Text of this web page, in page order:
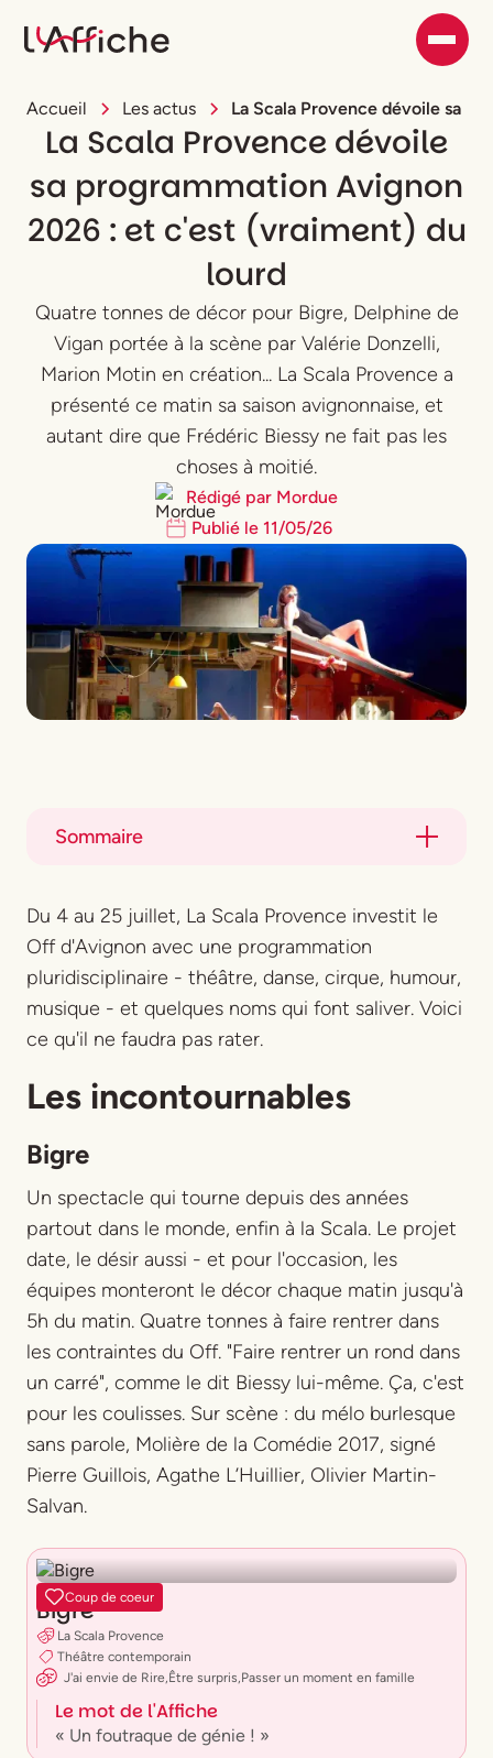
Accueil Les actus La Scala Provence dévoile sa
La Scala Provence dévoile
sa programmation Avignon
2026 : et c'est (vraiment) du
lourd
Quatre tonnes de décor pour Bigre, Delphine de
Vigan portée à la scène par Valérie Donzelli,
Marion Motin en création... La Scala Provence a
présenté ce matin sa saison avignonnaise, et
autant dire que Frédéric Biessy ne fait pas les
choses à moitié.
Rédigé par Mordue
Publié le 11/05/26
Sommaire
Title
Du 4 au 25 juillet, La Scala Provence investit le
Off d'Avignon avec une programmation
pluridisciplinaire - théâtre, danse, cirque, humour,
musique - et quelques noms qui font saliver. Voici
ce qu'il ne faudra pas rater.
Les incontournables
Bigre
Un spectacle qui tourne depuis des années
partout dans le monde, enfin à la Scala. Le projet
date, le désir aussi - et pour l'occasion, les
équipes monteront le décor chaque matin jusqu'à
5h du matin. Quatre tonnes à faire rentrer dans
les contraintes du Off. "Faire rentrer un rond dans
un carré", comme le dit Biessy lui-même. Ça, c'est
pour les coulisses. Sur scène : du mélo burlesque
sans parole, Molière de la Comédie 2017, signé
Pierre Guillois, Agathe L’Huillier, Olivier Martin-
Salvan.
Coup de coeur
Bigre
La Scala Provence
Théâtre contemporain
J'ai enviede Rire,Être surpris,Passer un moment en famille
Le mot de l'Affiche
« Un foutraque de génie ! »